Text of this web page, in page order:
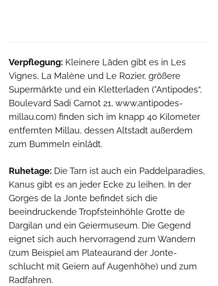
Verpflegung: Kleinere Läden gibt es in Les
Vignes, La Malène und Le Rozier, größere
Supermärkte und ein Kletterladen ("Antipodes“,
Boulevard Sadi Carnot 21, www.antipodes-
millau.com) finden sich im knapp 40 Kilometer
entfernten Millau, dessen Altstadt außerdem
zum Bummeln einlädt.
Ruhetage: Die Tarn ist auch ein Paddelparadies,
Kanus gibt es an jeder Ecke zu leihen. In der
Gorges de la Jonte befindet sich die
beeindruckende Tropfsteinhöhle Grotte de
Dargilan und ein Geiermuseum. Die Gegend
eignet sich auch hervorragend zum Wandern
(zum Beispiel am Plateaurand der Jonte-
schlucht mit Geiern auf Augenhöhe) und zum
Radfahren.